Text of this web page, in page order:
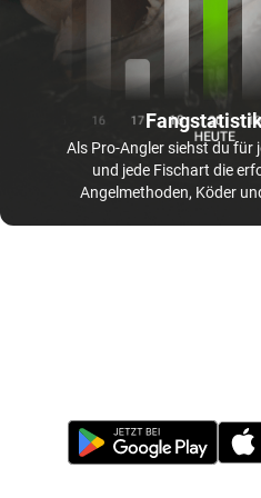
Als Pro-Angler siehst du für
und jede Fischart die
Angelmethoden, Köder